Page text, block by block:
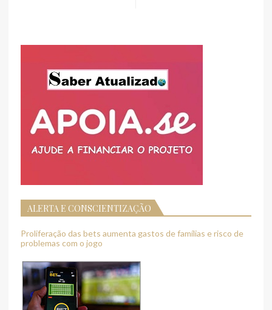
ALERTA E CONSCIENTIZAÇÃO
Proliferação das bets aumenta gastos de famílias e risco de
problemas com o jogo